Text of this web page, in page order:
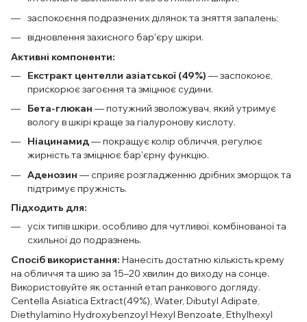
заспокоєння подразнених ділянок та зняття запалень;
відновлення захисного бар'єру шкіри.
Активні компоненти:
Екстракт центелли азіатської (49%) — заспокоює,
прискорює загоєння та зміцнює судини.
Бета-глюкан — потужний зволожувач, який утримує
вологу в шкірі краще за гіалуронову кислоту.
Ніацинамид— покращує колір обличчя, регулює
жирність та зміцнює бар'єрну функцію.
Аденозин — сприяє розгладженню дрібних зморщок та
підтримує пружність.
Підходить для:
усіх типів шкіри, особливо для чутливої, комбінованої та
схильної до подразнень.
Спосіб використання: Нанесіть достатню кількість крему
на обличчя та шию за 15–20 хвилин до виходу на сонце.
Використовуйте як останній етап ранкового догляду.
Centella Asiatica Extract(49%), Water, Dibutyl Adipate,
Diethylamino Hydroxybenzoyl Hexyl Benzoate, Ethylhexyl